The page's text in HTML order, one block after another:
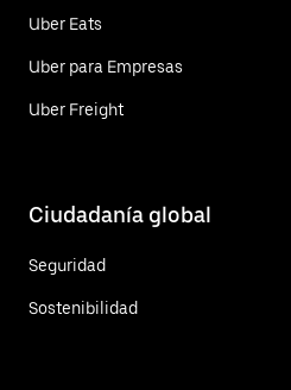
Uber Eats
Uber para Empresas
Uber Freight
Ciudadanía global
Seguridad
Sostenibilidad